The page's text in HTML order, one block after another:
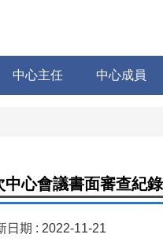
中心主任 中心成員
心會議書面審查紀錄
日期 : 2022-11-21